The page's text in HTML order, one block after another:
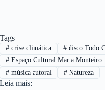
Tags
#crise climática #disco Todo
#Espaço Cultural Maria Monteiro
#música autoral #Natureza
Leia mais: